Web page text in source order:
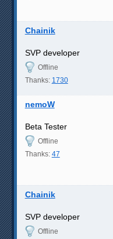
Chainik
SVP developer
Offline
Thanks: 1730
nemoW
Beta Tester
Offline
Thanks: 47
Chainik
SVP developer
Offline